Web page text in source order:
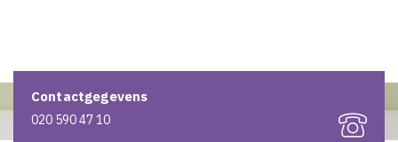
Contactgegevens
020 590 47 10